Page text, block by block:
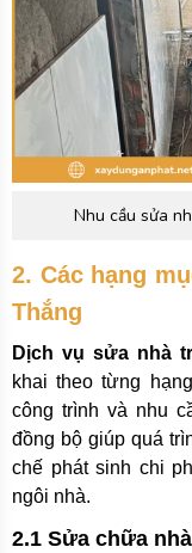
Nhu cầu sửa
2. Các hạng
Thắng
Dịch vụ sửa nhà
khai theo từng
công trình và nhu
đồng bộ giúp quá
chế phát sinh chi
ngôi nhà.
2.1 Sửa chữa